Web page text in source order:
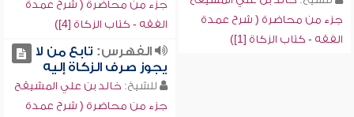
جزء من محاضرة ( شرح عمدة
الفقه - كتاب الزكاة [1])
جزء من محاضرة ( شرح عمدة
الفقه - كتاب الزكاة [4])
الفهرس: تابع من لا
يجوز صرف الزكاة إليه
للشيخ: خالد بن علي المشيقح
جزء من محاضرة ( شرح عمدة